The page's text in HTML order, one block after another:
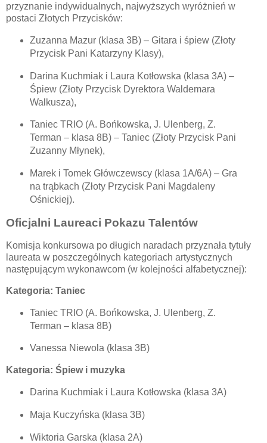
przyznanie indywidualnych, najwyższych wyróżnień w
postaci Złotych Przycisków:
Zuzanna Mazur (klasa 3B) – Gitara i śpiew (Złoty
Przycisk Pani Katarzyny Klasy),
Darina Kuchmiak i Laura Kotłowska (klasa 3A) –
Śpiew (Złoty Przycisk Dyrektora Waldemara
Walkusza),
Taniec TRIO (A. Bońkowska, J. Ulenberg, Z.
Terman – klasa 8B) – Taniec (Złoty Przycisk Pani
Zuzanny Młynek),
Marek i Tomek Główczewscy (klasa 1A/6A) – Gra
na trąbkach (Złoty Przycisk Pani Magdaleny
Ośnickiej).
Oficjalni Laureaci Pokazu Talentów
Komisja konkursowa po długich naradach przyznała tytuły
laureata w poszczególnych kategoriach artystycznych
następującym wykonawcom (w kolejności alfabetycznej):
Kategoria: Taniec
Taniec TRIO (A. Bońkowska, J. Ulenberg, Z.
Terman – klasa 8B)
Vanessa Niewola (klasa 3B)
Kategoria: Śpiew i muzyka
Darina Kuchmiak i Laura Kotłowska (klasa 3A)
Maja Kuczyńska (klasa 3B)
Wiktoria Garska (klasa 2A)